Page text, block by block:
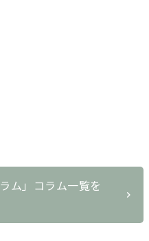
ム」コラム一覧を